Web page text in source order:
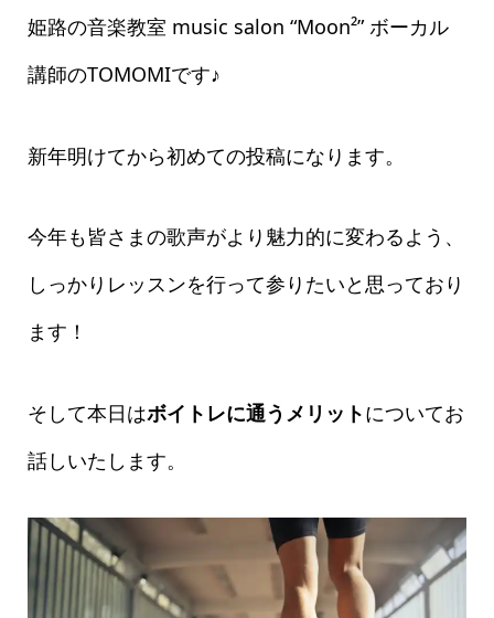
姫路の音楽教室 music salon “Moon²” ボーカル
講師のTOMOMIです♪
新年明けてから初めての投稿になります。
今年も皆さまの歌声がより魅力的に変わるよう、
しっかりレッスンを行って参りたいと思っており
ます！
そして本日はボイトレに通うメリットについてお
話しいたします。